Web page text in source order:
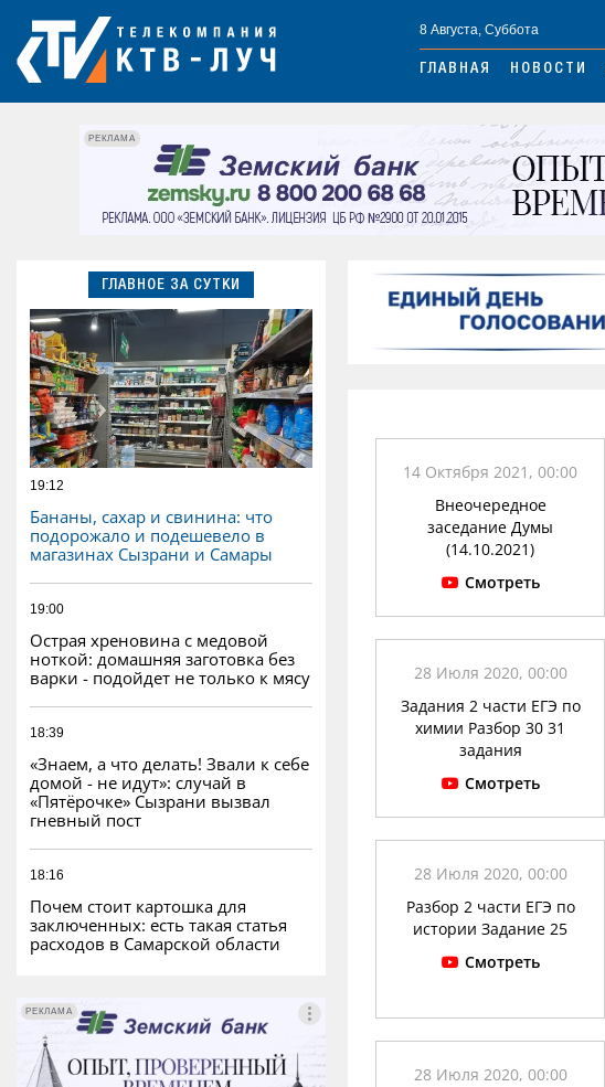
8 Августа, Суббота
ГЛАВНАЯ НОВОСТИ
РЕКЛАМА
ГЛАВНОЕ ЗА СУТКИ
19:12
Бананы, сахар и свинина: что
подорожало и подешевело в
магазинах Сызрани и Самары
19:00
Острая хреновина с медовой
ноткой: домашняя заготовка без
варки - подойдет не только к мясу
18:39
«Знаем, а что делать! Звали к себе
домой - не идут»: случай в
«Пятёрочке» Сызрани вызвал
гневный пост
18:16
Почем стоит картошка для
заключенных: есть такая статья
расходов в Самарской области
РЕКЛАМА
РЕКЛАМА
14 Октября 2021, 00:00
Внеочередное
заседание Думы
(14.10.2021)
Смотреть
28 Июля 2020, 00:00
Задания 2 части ЕГЭ по
химии Разбор 30 31
задания
Смотреть
28 Июля 2020, 00:00
Разбор 2 части ЕГЭ по
истории Задание 25
Смотреть
28 Июля 2020, 00:00